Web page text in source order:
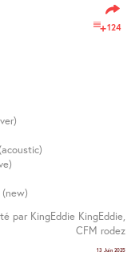
124
(new)
par KingEddie KingEddie,
CFM rodez
13 Juin 2025